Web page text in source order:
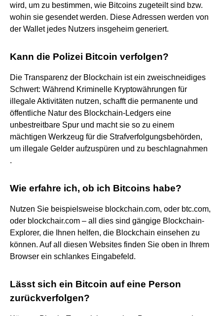
wird, um zu bestimmen, wie Bitcoins zugeteilt sind bzw.
wohin sie gesendet werden. Diese Adressen werden von
der Wallet jedes Nutzers insgeheim generiert.
Kann die Polizei Bitcoin verfolgen?
Die Transparenz der Blockchain ist ein zweischneidiges
Schwert: Während Kriminelle Kryptowährungen für
illegale Aktivitäten nutzen, schafft die permanente und
öffentliche Natur des Blockchain-Ledgers eine
unbestreitbare Spur und macht sie so zu einem
mächtigen Werkzeug für die Strafverfolgungsbehörden,
um illegale Gelder aufzuspüren und zu beschlagnahmen
.
Wie erfahre ich, ob ich Bitcoins habe?
Nutzen Sie beispielsweise blockchain.com, oder btc.com,
oder blockchair.com – all dies sind gängige Blockchain-
Explorer, die Ihnen helfen, die Blockchain einsehen zu
können. Auf all diesen Websites finden Sie oben in Ihrem
Browser ein schlankes Eingabefeld.
Lässt sich ein Bitcoin auf eine Person
zurückverfolgen?